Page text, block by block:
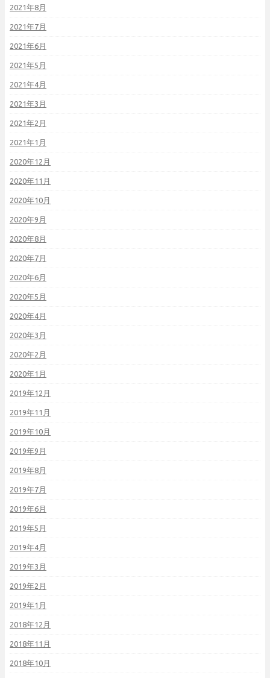
2021年8月
2021年7月
2021年6月
2021年5月
2021年4月
2021年3月
2021年2月
2021年1月
2020年12月
2020年11月
2020年10月
2020年9月
2020年8月
2020年7月
2020年6月
2020年5月
2020年4月
2020年3月
2020年2月
2020年1月
2019年12月
2019年11月
2019年10月
2019年9月
2019年8月
2019年7月
2019年6月
2019年5月
2019年4月
2019年3月
2019年2月
2019年1月
2018年12月
2018年11月
2018年10月